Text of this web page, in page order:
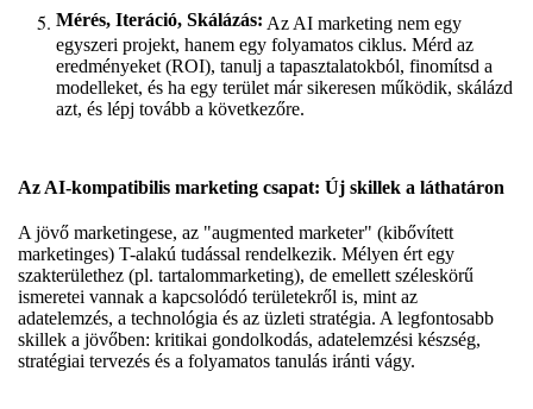
Mérés, Iteráció, Skálázás: Az AI marketing nem egy
egyszeri projekt, hanem egy folyamatos ciklus. Mérd az
eredményeket (ROI), tanulj a tapasztalatokból, finomítsd a
modelleket, és ha egy terület már sikeresen működik, skálázd
azt, és lépj tovább a következőre.
Az AI-kompatibilis marketing csapat: Új skillek a láthatáron
A jövő marketingese, az "augmented marketer" (kibővített
marketinges) T-alakú tudással rendelkezik. Mélyen ért egy
szakterülethez (pl. tartalommarketing), de emellett széleskörű
ismeretei vannak a kapcsolódó területekről is, mint az
adatelemzés, a technológia és az üzleti stratégia. A legfontosabb
skillek a jövőben: kritikai gondolkodás, adatelemzési készség,
stratégiai tervezés és a folyamatos tanulás iránti vágy.